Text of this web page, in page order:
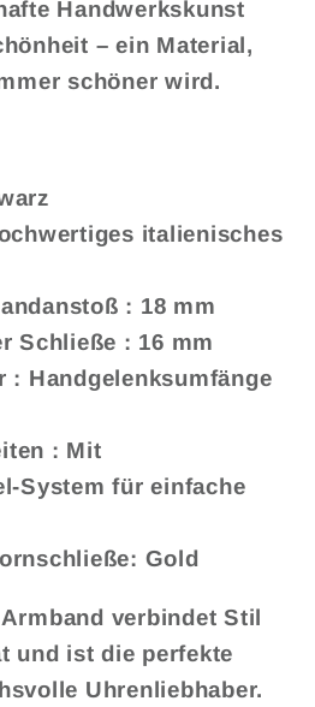
Handwerkskunst
– ein Material,
schöner wird.
italienisches
: 18 mm
Schließe : 16 mm
: Handgelenksumfänge
: Mit
System für einfache
Gold
verbindet Stil
und ist die perfekte
Uhrenliebhaber.